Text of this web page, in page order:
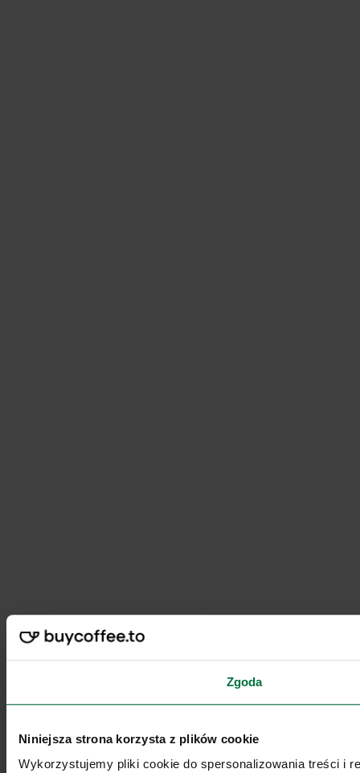
Zgoda
Niniejsza strona korzysta z plików cookie
Wykorzystujemy pliki cookie do spersonalizowania treści i